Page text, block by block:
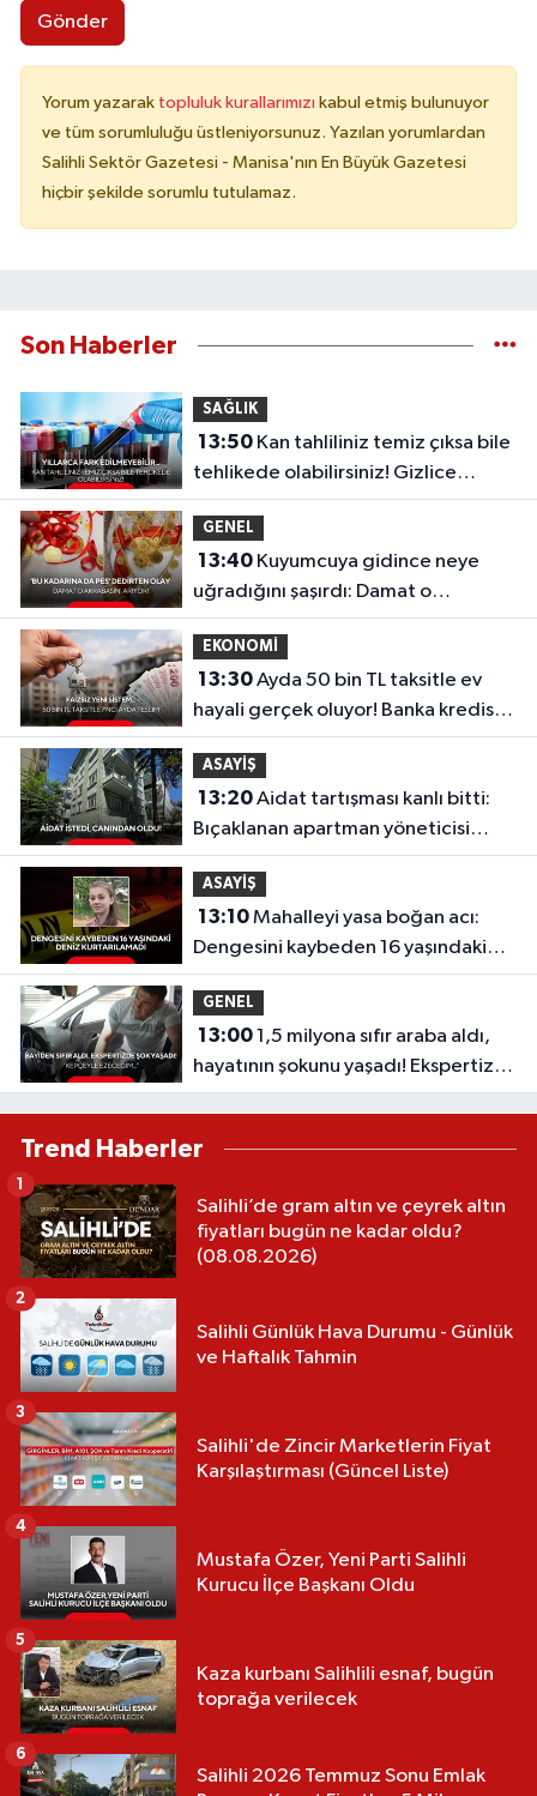
Gönder
Yorum yazarak topluluk kurallarımızı kabul etmiş bulunuyor
ve tüm sorumluluğu üstleniyorsunuz. Yazılan yorumlardan
Salihli Sektör Gazetesi - Manisa'nın En Büyük Gazetesi
hiçbir şekilde sorumlu tutulamaz.
Son Haberler
SAĞLIK
13:50Kan tahliliniz temiz çıksa bile
tehlikede olabilirsiniz! Gizlice
ilerleyen o sinsi tehlike...
GENEL
13:40Kuyumcuya gidince neye
uğradığını şaşırdı: Damat o
akrabasını arıyor!
EKONOMİ
13:30Ayda 50 bin TL taksitle ev
hayali gerçek oluyor! Banka kredisiz,
faizsiz yeni sistem...
ASAYİŞ
13:20Aidat tartışması kanlı bitti:
Bıçaklanan apartman yöneticisi
hayatını kaybetti!
ASAYİŞ
13:10Mahalleyi yasa boğan acı:
Dengesini kaybeden 16 yaşındaki
Deniz kurtarılamadı
GENEL
13:001,5 milyona sıfır araba aldı,
hayatının şokunu yaşadı! Ekspertize
götürünce gerçek ortaya çıktı
Trend Haberler
Salihli’de gram altın ve çeyrek altın
fiyatları bugün ne kadar oldu?
(08.08.2026)
1
Salihli Günlük Hava Durumu - Günlük
ve Haftalık Tahmin
2
Salihli'de Zincir Marketlerin Fiyat
Karşılaştırması (Güncel Liste)
3
Mustafa Özer, Yeni Parti Salihli
Kurucu İlçe Başkanı Oldu
4
Kaza kurbanı Salihlili esnaf, bugün
toprağa verilecek
5
Salihli 2026 Temmuz Sonu Emlak
6